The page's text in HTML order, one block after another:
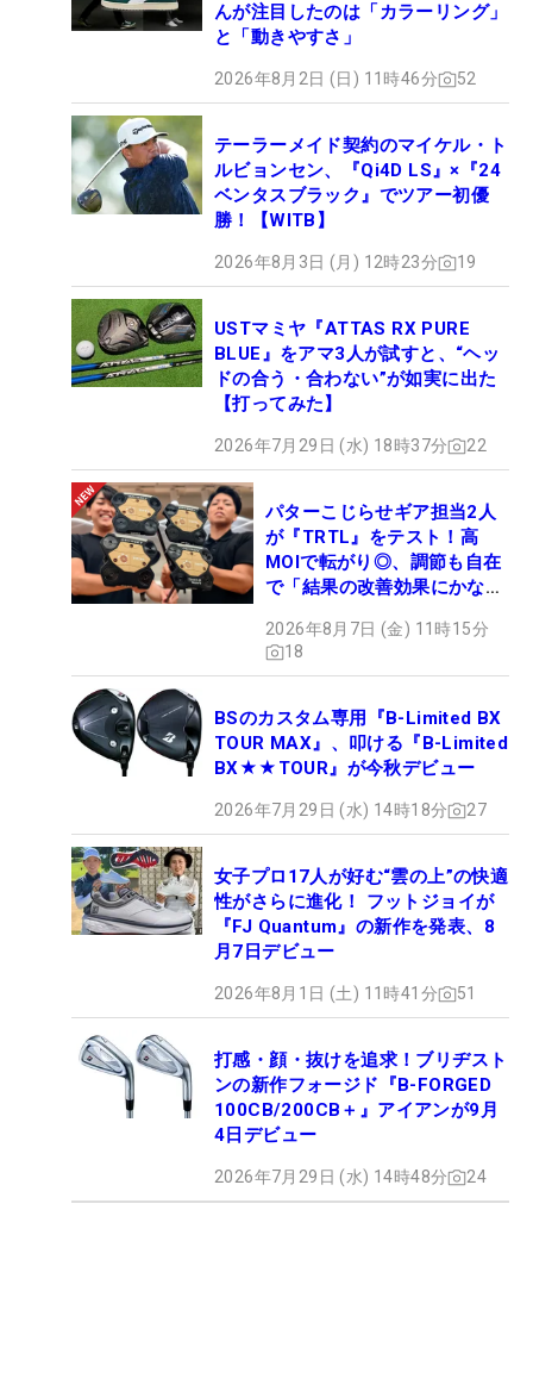
んが注目したのは「カラーリング」
と「動きやすさ」
2026年8月2日 (日) 11時46分 52
テーラーメイド契約のマイケル・ト
ルビョンセン、『Qi4D LS』×『24
ベンタスブラック』でツアー初優
勝！【WITB】
2026年8月3日 (月) 12時23分 19
USTマミヤ『ATTAS RX PURE
BLUE』をアマ3人が試すと、“ヘッ
ドの合う・合わない”が如実に出た
【打ってみた】
2026年7月29日 (水) 18時37分 22
パターこじらせギア担当2人
が『TRTL』をテスト！高
MOIで転がり◎、調節も自在
で「結果の改善効果にかなり
2026年8月7日 (金) 11時15分
18
BSのカスタム専用『B-Limited BX
TOUR MAX』、叩ける『B-Limited
BX★★TOUR』が今秋デビュー
2026年7月29日 (水) 14時18分 27
女子プロ17人が好む“雲の上”の快適
性がさらに進化！ フットジョイが
『FJ Quantum』の新作を発表、8
月7日デビュー
2026年8月1日 (土) 11時41分 51
打感・顔・抜けを追求！ブリヂスト
ンの新作フォージド『B-FORGED
100CB/200CB＋』アイアンが9月
4日デビュー
2026年7月29日 (水) 14時48分 24